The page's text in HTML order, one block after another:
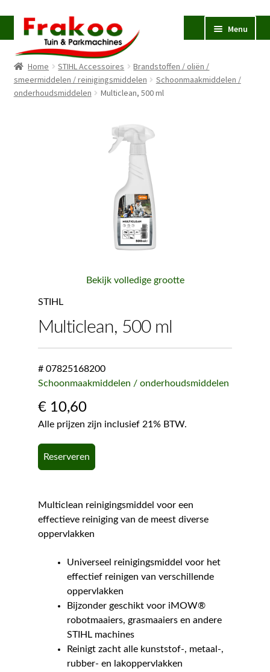
Ga
door
naar
navigatie
Ga
naar
de
inhoud
Menu
Homepage
Verkoop en Reparatie
Home STIHL Accessoires
Brandstoffen / oliën /
smeermiddelen / reinigingsmiddelen
Schoonmaakmiddelen /
onderhoudsmiddelen
Multiclean, 500 ml
Bekijk volledige grootte
STIHL
Multiclean, 500 ml
# 07825168200
Schoonmaakmiddelen / onderhoudsmiddelen
€10,60
Alle prijzen zijn inclusief 21% BTW.
Reserveren
Multiclean reinigingsmiddel voor een
effectieve reiniging van de meest diverse
oppervlakken
Universeel reinigingsmiddel voor het
effectief reinigen van verschillende
oppervlakken
Bijzonder geschikt voor iMOW®
robotmaaiers, grasmaaiers en andere
STIHL machines
Reinigt zacht alle kunststof-, metaal-,
rubber- en lakoppervlakken